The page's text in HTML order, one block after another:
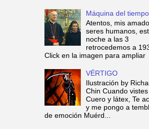
Máquina del tiempo
Atentos, mis
seres humanos,
noche a las 3
retrocedemos a
Click en la imagen para ampliar
VÉRTIGO
Ilustración by
Chin Cuando vistes
Cuero y látex, Te
y me pongo a
de emoción Muérd...